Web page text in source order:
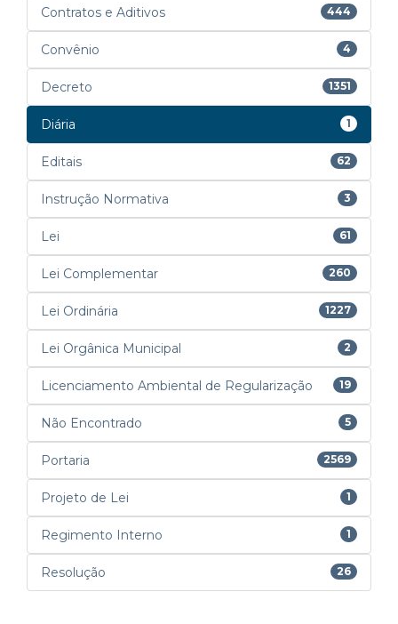
Contratos e Aditivos 444
Convênio 4
Decreto 1351
Diária 1
Editais 62
Instrução Normativa 3
Lei 61
Lei Complementar 260
Lei Ordinária 1227
Lei Orgânica Municipal 2
Licenciamento Ambiental de Regularização 19
Não Encontrado 5
Portaria 2569
Projeto de Lei 1
Regimento Interno 1
Resolução 26